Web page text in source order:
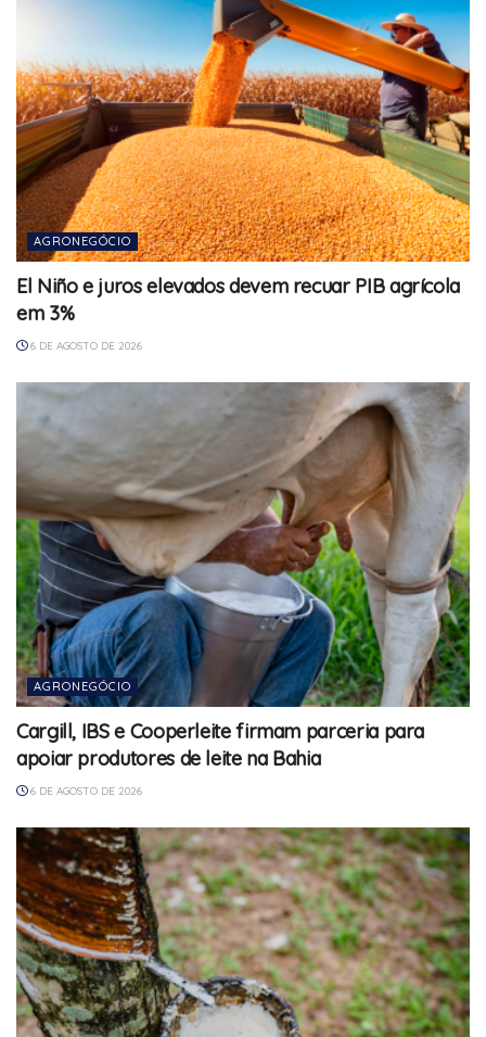
AGRONEGÓCIO
El Niño e juros elevados devem recuar PIB agrícola
em 3%
6 DE AGOSTO DE 2026
AGRONEGÓCIO
Cargill, IBS e Cooperleite firmam parceria para
apoiar produtores de leite na Bahia
6 DE AGOSTO DE 2026